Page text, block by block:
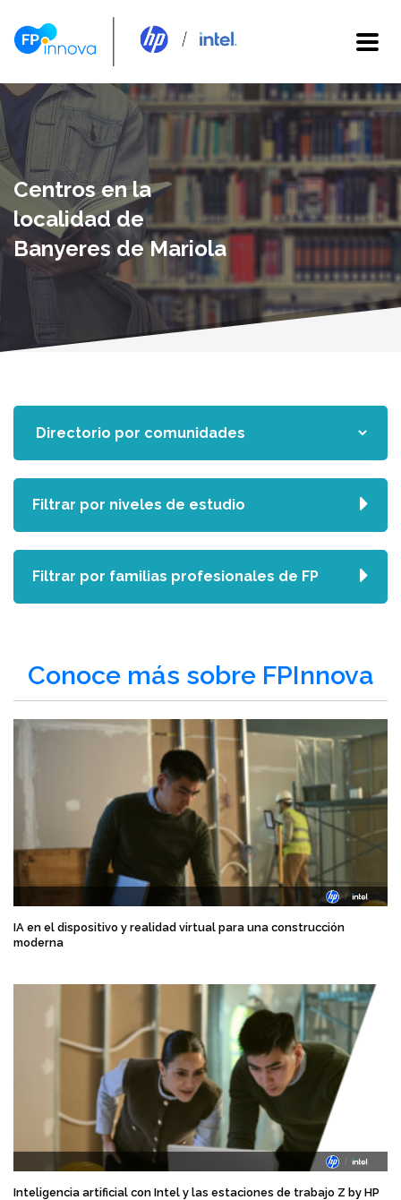
Centros en la
localidad de
Banyeres de Mariola
Conoce más sobre FPInnova
IA en el dispositivo y realidad virtual para una construcción
moderna
Inteligencia artificial con Intel y las estaciones de trabajo Z by HP
Filtrar por niveles de estudio
Filtrar por familias profesionales de FP